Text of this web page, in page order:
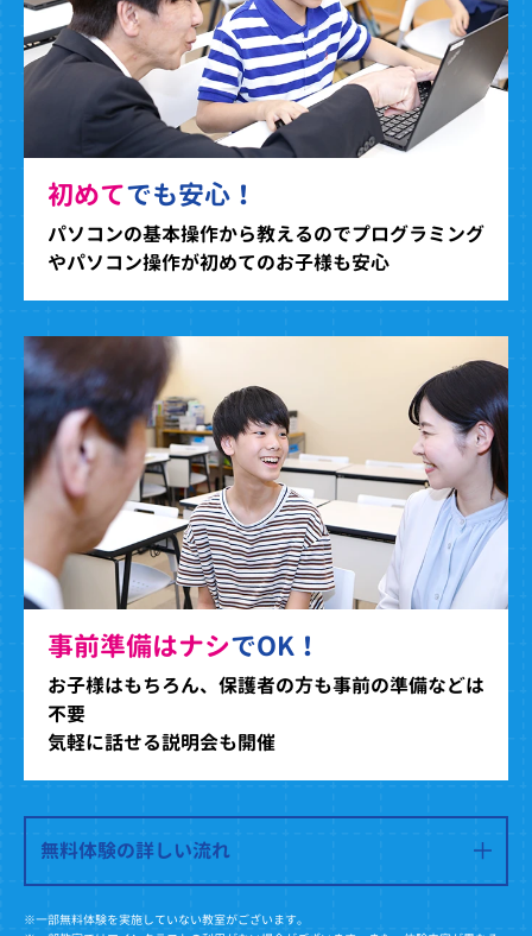
初めてでも安心！
パソコンの基本操作から教えるのでプログラミング
やパソコン操作が初めてのお子様も安心
事前準備はナシでOK！
お子様はもちろん、保護者の方も事前の準備などは
不要
気軽に話せる説明会も開催
無料体験の詳しい流れ
※一部無料体験を実施していない教室がございます。